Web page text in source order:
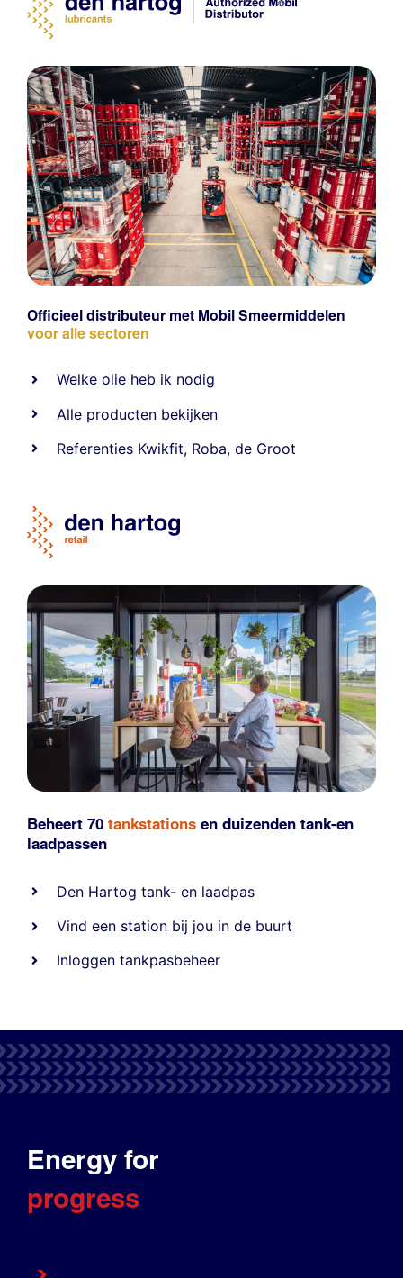
Officieel distributeur met Mobil Smeermiddelen
voor alle sectoren
Welke olie heb ik nodig
Alle producten bekijken
Referenties Kwikfit, Roba,de Groot
Beheert 70 tankstations en duizenden tank-en
laadpassen
Den Hartog tank- en laadpas
Vind een station bij jou in de buurt
Inloggen tankpasbeheer
Energy for
progress